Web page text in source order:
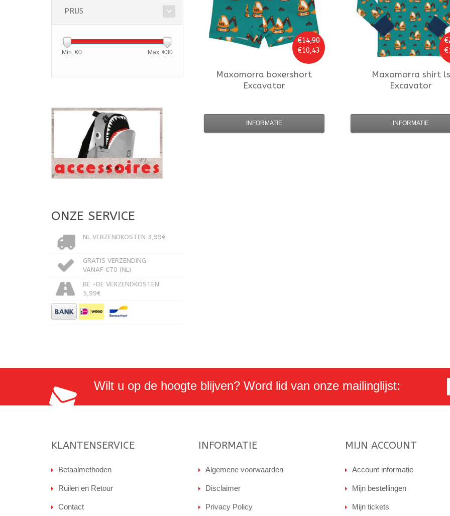
PRIJS
Min: €0 Max: €30
ONZE SERVICE
NL VERZENDKOSTEN 3,99€
GRATIS VERZENDING
VANAF €70 (NL)
BE +DE VERZENDKOSTEN
5,99€
€14,90
€10,43
Maxomorra boxershort
Excavator
INFORMATIE
Maxomorra shirt ls
Excavator
INFORMATIE
Wilt u op de hoogte blijven? Word lid van onze mailinglijst:
KLANTENSERVICE
Betaalmethoden
Ruilen en Retour
Contact
INFORMATIE
Algemene voorwaarden
Disclaimer
Privacy Policy
MIJN ACCOUNT
Account informatie
Mijn bestellingen
Mijn tickets